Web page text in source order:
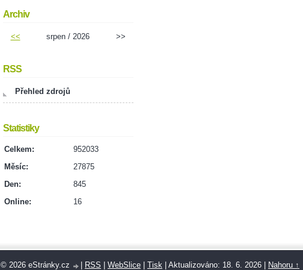
Archiv
<< srpen / 2026 >>
RSS
Přehled zdrojů
Statistiky
Online: 16
Celkem:
952033
Měsíc:
27875
Den:
845
© 2026 eStránky.cz RSS WebSlice Tisk Aktualizováno: 18. 6. 2026 Nahoru ↑